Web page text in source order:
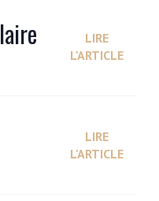
LIRE
L'ARTICLE
LIRE
L'ARTICLE